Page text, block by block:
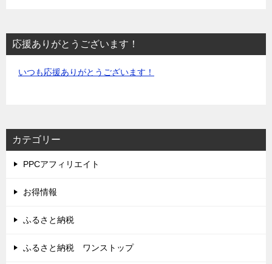
応援ありがとうございます！
いつも応援ありがとうございます！
カテゴリー
PPCアフィリエイト
お得情報
ふるさと納税
ふるさと納税 ワンストップ